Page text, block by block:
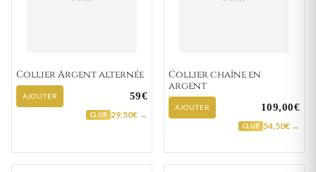
Collier Argent alternée
AJOUTER 59€
CLUB 29,50€ →
Collier chaîne en
argent
AJOUTER 109,00€
CLUB 54,50€ →